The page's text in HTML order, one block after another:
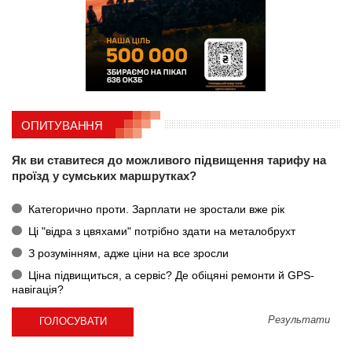
ОПИТУВАННЯ
Як ви ставитеся до можливого підвищення тарифу на
проїзд у сумських маршрутках?
Категорично проти. Зарплати не зростали вже рік
Ці "відра з цвяхами" потрібно здати на металобрухт
З розумінням, адже ціни на все зросли
Ціна підвищиться, а сервіс? Де обіцяні ремонти й GPS-
навігація?
Результати